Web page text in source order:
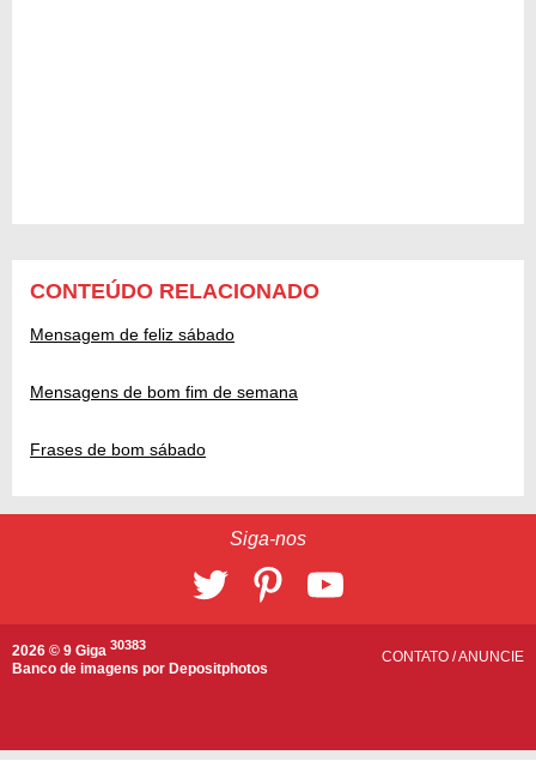
CONTEÚDO RELACIONADO
Mensagem de feliz sábado
Mensagens de bom fim de semana
Frases de bom sábado
Siga-nos
2026 © 9 Giga 30383
Banco de imagens por Depositphotos
CONTATO /ANUNCIE